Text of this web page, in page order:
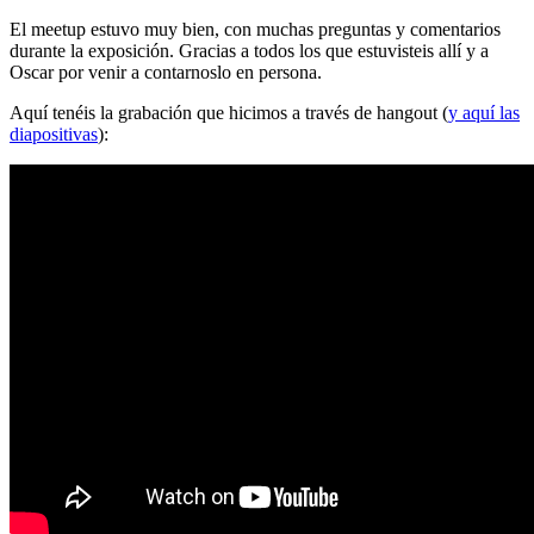
El meetup estuvo muy bien, con muchas preguntas y comentarios
durante la exposición. Gracias a todos los que estuvisteis allí y a
Oscar por venir a contarnoslo en persona.
Aquí tenéis la grabación que hicimos a través de hangout (y aquí las
diapositivas):